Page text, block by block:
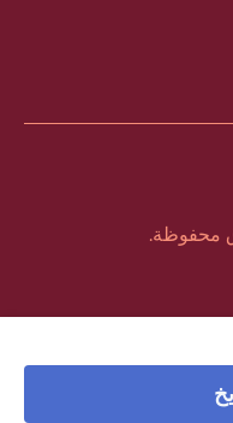
محفوظة.